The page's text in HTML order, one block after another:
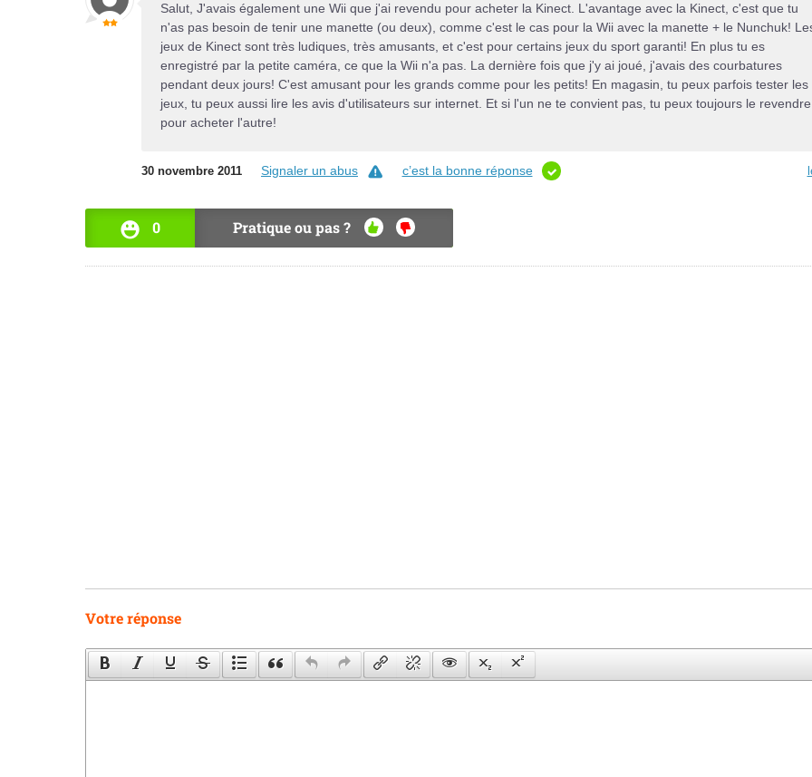
Salut, J'avais également une Wii que j'ai revendu pour acheter la Kinect. L'avantage avec la Kinect, c'est que tu
n'as pas besoin de tenir une manette (ou deux), comme c'est le cas pour la Wii avec la manette + le Nunchuk!
jeux de Kinect sont très ludiques, très amusants, et c'est pour certains jeux du sport garanti! En plus tu es
enregistré par la petite caméra, ce que la Wii n'a pas. La dernière fois que j'y ai joué, j'avais des courbatures
pendant deux jours! C'est amusant pour les grands comme pour les petits! En magasin, tu peux parfois tester les
jeux, tu peux aussi lire les avis d'utilisateurs sur internet. Et si l'un ne te convient pas, tu peux toujours le revendre
pour acheter l'autre!
30 novembre 2011 Signaler un abus c’est la bonne réponse
0 Pratique ou pas ?
OUI NON
Votre réponse